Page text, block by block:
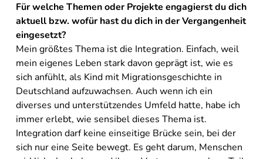
Für welche Themen oder Projekte engagierst du dich
aktuell bzw. wofür hast du dich in der Vergangenheit
eingesetzt?
Mein größtes Thema ist die Integration. Einfach, weil
mein eigenes Leben stark davon geprägt ist, wie es
sich anfühlt, als Kind mit Migrationsgeschichte in
Deutschland aufzuwachsen. Auch wenn ich ein
diverses und unterstützendes Umfeld hatte, habe ich
immer erlebt, wie sensibel dieses Thema ist.
Integration darf keine einseitige Brücke sein, bei der
sich nur eine Seite bewegt. Es geht darum, Menschen